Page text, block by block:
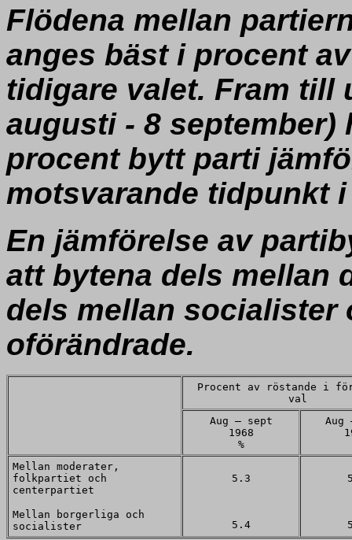
Flödena mellan
anges bäst i procent
tidigare valet. Fram till
augusti - 8 september)
procent bytt parti
motsvarande tidpunkt
En jämförelse av
att bytena dels mellan
dels mellan socialister
oförändrade.
Procent av röstande i
val
Aug — sept
1968
%
Aug
Mellan moderater,
folkpartiet och
centerpartiet
Mellan borgerliga och
socialister
5.3
5.4